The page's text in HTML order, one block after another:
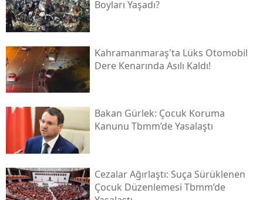
Boyları Yaşadı?
Kahramanmaraş'ta Lüks Otomobil
Dere Kenarında Asılı Kaldı!
Bakan Gürlek: Çocuk Koruma
Kanunu Tbmm’de Yasalaştı
Cezalar Ağırlaştı: Suça Sürüklenen
Çocuk Düzenlemesi Tbmm’de